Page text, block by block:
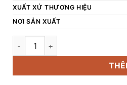
XUẤT XỨ THƯƠNG HIỆU
NƠI SẢN XUẤT
Nước súc miệng cai thuốc lá